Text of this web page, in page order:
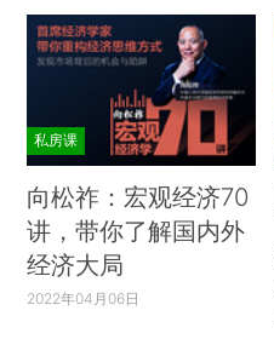
私房课
向松祚：宏观经济70
讲，带你了解国内外
经济大局
2022年04月06日